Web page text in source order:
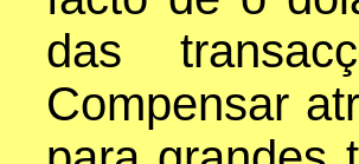
das
Compensar